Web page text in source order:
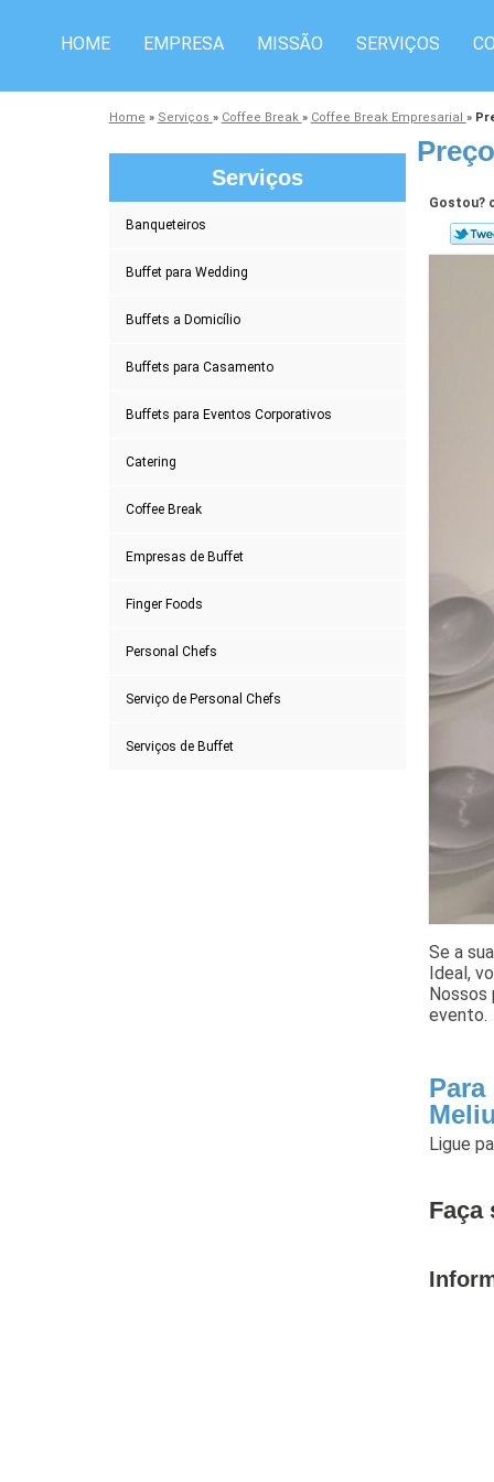
HOME EMPRESA MISSÃO SERVIÇOS
Home » Serviços » Coffee Break » Coffee Break Empresarial »
Serviços
Banqueteiros
Buffet para Wedding
Buffets a Domicílio
Buffets para Casamento
Buffets para Eventos Corporativos
Catering
Coffee Break
Empresas de Buffet
Finger Foods
Personal Chefs
Serviço de Personal Chefs
Serviços de Buffet
Gostou?
Se a
Ideal,
Nossos
evento.
Ligue
Faça